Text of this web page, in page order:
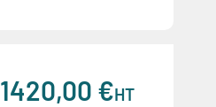
1420,00 €HT